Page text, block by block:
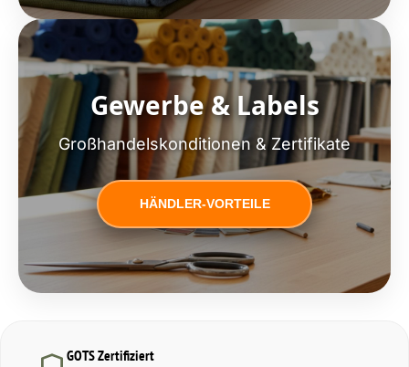
Gewerbe & Labels
Großhandelskonditionen & Zertifikate
HÄNDLER-VORTEILE
GOTS Zertifiziert